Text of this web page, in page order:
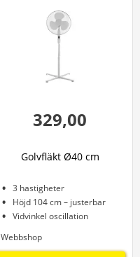
329,00
Golvfläkt Ø40 cm
3 hastigheter
Höjd 104 cm – justerbar
Vidvinkel oscillation
Webbshop